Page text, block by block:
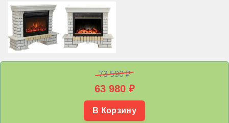
73 590 ₽
63 980 ₽
В Корзину